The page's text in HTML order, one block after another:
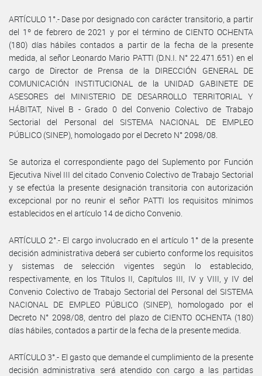
ARTÍCULO 1°.- Dase por designado con carácter transitorio, a partir
del 1º de febrero de 2021 y por el término de CIENTO OCHENTA
(180) días hábiles contados a partir de la fecha de la presente
medida, al señor Leonardo Mario PATTI (D.N.I. N° 22.471.651) en el
cargo de Director de Prensa de la DIRECCIÓN GENERAL DE
COMUNICACIÓN INSTITUCIONAL de la UNIDAD GABINETE DE
ASESORES del MINISTERIO DE DESARROLLO TERRITORIAL Y
HÁBITAT, Nivel B - Grado 0 del Convenio Colectivo de Trabajo
Sectorial del Personal del SISTEMA NACIONAL DE EMPLEO
PÚBLICO (SINEP), homologado por el Decreto N° 2098/08.
Se autoriza el correspondiente pago del Suplemento por Función
Ejecutiva Nivel III del citado Convenio Colectivo de Trabajo Sectorial
y se efectúa la presente designación transitoria con autorización
excepcional por no reunir el señor PATTI los requisitos mínimos
establecidos en el artículo 14 de dicho Convenio.
ARTÍCULO 2°.- El cargo involucrado en el artículo 1° de la presente
decisión administrativa deberá ser cubierto conforme los requisitos
y sistemas de selección vigentes según lo establecido,
respectivamente, en los Títulos II, Capítulos III, IV y VIII, y IV del
Convenio Colectivo de Trabajo Sectorial del Personal del SISTEMA
NACIONAL DE EMPLEO PÚBLICO (SINEP), homologado por el
Decreto N° 2098/08, dentro del plazo de CIENTO OCHENTA (180)
días hábiles, contados a partir de la fecha de la presente medida.
ARTÍCULO 3°.- El gasto que demande el cumplimiento de la presente
decisión administrativa será atendido con cargo a las partidas